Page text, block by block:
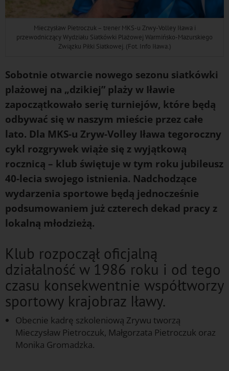
Mieczysław Pietroczuk – trener MKS-u Zrwy-Volley Iława i
przewodniczący Wydziału Siatkówki Plażowej Warmińsko-Mazurskiego
Związku Piłki Siatkowej. (Fot. Info Iława.)
Sobotnie otwarcie nowego sezonu siatkówki
plażowej na „dzikiej” plaży w Iławie
zapoczątkowało serię turniejów, które będą
odbywać się w naszym mieście przez całe
lato. Dla MKS-u Zryw-Volley Iława tegoroczny
cykl rozgrywek wiąże się z wyjątkową
rocznicą – klub świętuje w tym roku jubileusz
40-lecia swojego istnienia. Nadchodzące
wydarzenia sportowe będą jednocześnie
podsumowaniem już czterech dekad pracy z
lokalną młodzieżą.
Klub rozpoczął oficjalną
działalność w 1986 roku i od tego
czasu konsekwentnie współtworzy
sportowy krajobraz Iławy.
Obecnie kadrę szkoleniową Zrywu tworzą
Mieczysław Pietroczuk, Małgorzata Pietroczuk oraz
Monika Gromadzka.